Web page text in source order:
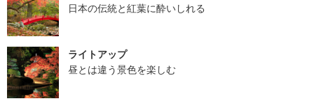
日本の伝統と紅葉に酔いしれる
ライトアップ
昼とは違う景色を楽しむ